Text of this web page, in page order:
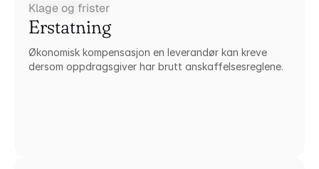
Klage og frister
Erstatning
Økonomisk kompensasjon en leverandør kan kreve
dersom oppdragsgiver har brutt anskaffelsesreglene.